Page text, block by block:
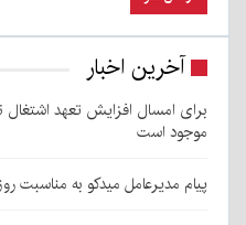
آخرین اخبار
برای امسال افزایش تعهد
موجود است
پیام مدیرعامل میدکو به مناسبت